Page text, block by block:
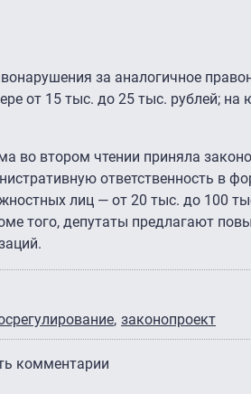
за аналогичное
от 15 тыс. до 25 тыс. рублей; на
во втором чтении приняла
ответственность в
лиц — от 20 тыс. до 100
того, депутаты предлагают
законопроект
комментарии